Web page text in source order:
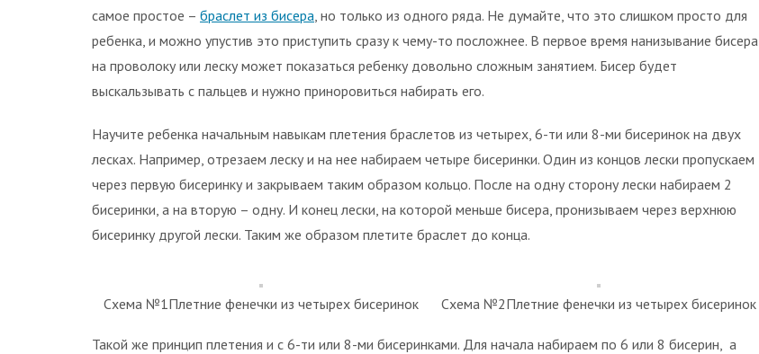
самое простое – браслет из бисера, но только из одного ряда. Не думайте, что это слишком просто для
ребенка, и можно упустив это приступить сразу к чему-то посложнее. В первое время нанизывание бисера
на проволоку или леску может показаться ребенку довольно сложным занятием. Бисер будет
выскальзывать с пальцев и нужно приноровиться набирать его.
Научите ребенка начальным навыкам плетения браслетов из четырех, 6-ти или 8-ми бисеринок на двух
лесках. Например, отрезаем леску и на нее набираем четыре бисеринки. Один из концов лески пропускаем
через первую бисеринку и закрываем таким образом кольцо. После на одну сторону лески набираем 2
бисеринки, а на вторую – одну. И конец лески, на которой меньше бисера, пронизываем через верхнюю
бисеринку другой лески. Таким же образом плетите браслет до конца.
Схема №1Плетние фенечки из четырех бисеринок Схема №2Плетние фенечки из четырех бисеринок
Такой же принцип плетения и с 6-ти или 8-ми бисеринками. Для начала набираем по 6 или 8 бисерин, а